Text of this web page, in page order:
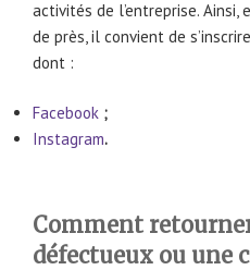
activités de l’entreprise. Ainsi,
de près, il convient de
dont :
Facebook ;
Instagram.
Comment
défectueux ou une